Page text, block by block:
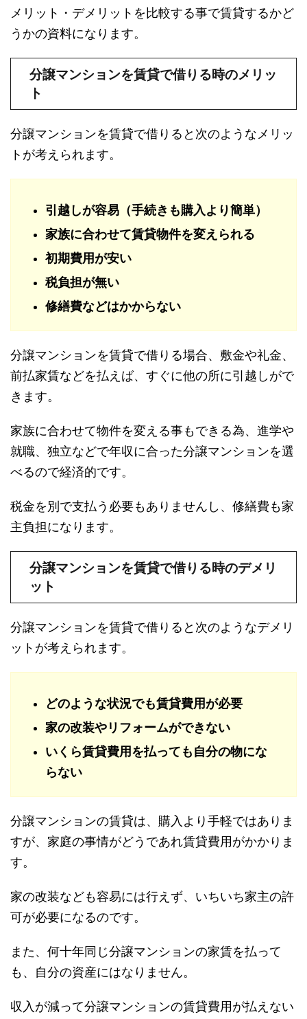
メリット・デメリットを比較する事で賃貸するかど
うかの資料になります。
分譲マンションを賃貸で借りる時のメリッ
ト
分譲マンションを賃貸で借りると次のようなメリッ
トが考えられます。
引越しが容易（手続きも購入より簡単）
家族に合わせて賃貸物件を変えられる
初期費用が安い
税負担が無い
修繕費などはかからない
分譲マンションを賃貸で借りる場合、敷金や礼金、
前払家賃などを払えば、すぐに他の所に引越しがで
きます。
家族に合わせて物件を変える事もできる為、進学や
就職、独立などで年収に合った分譲マンションを選
べるので経済的です。
税金を別で支払う必要もありませんし、修繕費も家
主負担になります。
分譲マンションを賃貸で借りる時のデメリ
ット
分譲マンションを賃貸で借りると次のようなデメリ
ットが考えられます。
どのような状況でも賃貸費用が必要
家の改装やリフォームができない
いくら賃貸費用を払っても自分の物にな
らない
分譲マンションの賃貸は、購入より手軽ではありま
すが、家庭の事情がどうであれ賃貸費用がかかりま
す。
家の改装なども容易には行えず、いちいち家主の許
可が必要になるのです。
また、何十年同じ分譲マンションの家賃を払って
も、自分の資産にはなりません。
収入が減って分譲マンションの賃貸費用が払えない